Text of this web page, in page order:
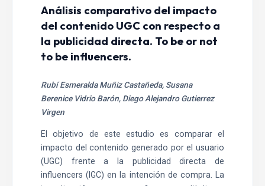
Análisis comparativo del impacto
del contenido UGC con respecto a
la publicidad directa. To be or not
to be influencers.
Rubí Esmeralda Muñiz Castañeda, Susana
Berenice Vidrio Barón, Diego Alejandro Gutierrez
Virgen
El objetivo de este estudio es comparar el
impacto del contenido generado por el usuario
(UGC) frente a la publicidad directa de
influencers (IGC) en la intención de compra. La